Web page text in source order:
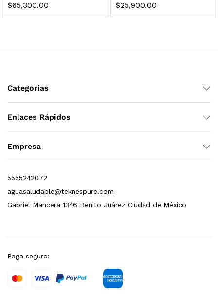
$65,300.00 $25,900.00
Categorías
Enlaces Rápidos
Empresa
5555242072
aguasaludable@teknespure.com
Gabriel Mancera 1346 Benito Juárez Ciudad de México
Paga seguro:
al carrito
SS304 Natural Cepillado | Agua Purificada
al carrito
Leer más